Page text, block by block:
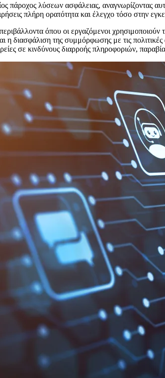
πάροχος λύσεων ασφάλειας, αναγνωρίζοντας
πλήρη ορατότητα και έλεγχο τόσο στην
όπου οι εργαζόμενοι
η διασφάλιση της συμμόρφωσης με τις
σε κινδύνους διαρροής πληροφοριών,